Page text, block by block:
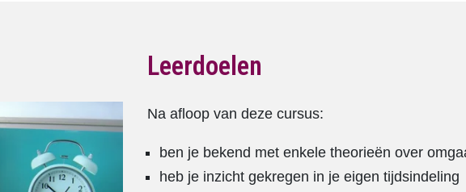
Leerdoelen
Na afloop van deze cursus:
ben je bekend met enkele theorieën over
heb je inzicht gekregen in je eigen tijdsindeling